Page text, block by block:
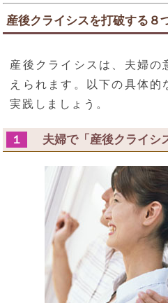
産後クライシスを打破する８
産後クライシスは、夫婦の
えられます。以下の具体的
実践しましょう。
１ 夫婦で「産後クライシ